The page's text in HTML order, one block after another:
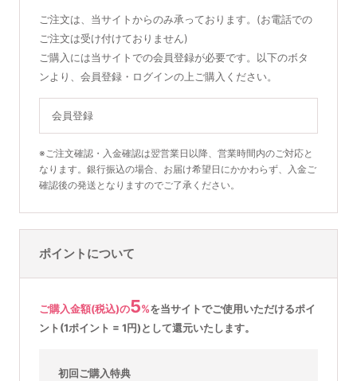
ご注文は、当サイトからのみ承っております。(お電話での
ご注文は受け付けておりません)
ご購入には当サイトでの会員登録が必要です。以下のボタ
ンより、会員登録・ログインの上ご購入ください。
会員登録
※ご注文確認・入金確認は翌営業日以降、営業時間内のご対応と
なります。銀行振込の場合、お届け希望日にかかわらず、入金ご
確認後の発送となりますのでご了承ください。
ポイントについて
ご購入金額(税込)の5%を当サイトでご使用いただけるポイ
ント(1ポイント = 1円)として還元いたします。
初回ご購入特典